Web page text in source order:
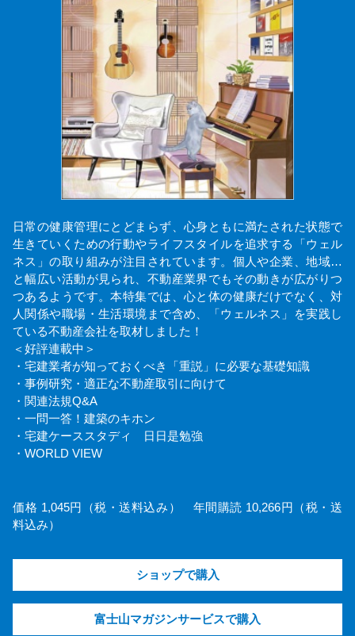
日常の健康管理にとどまらず、心身ともに満たされた状態で
生きていくための行動やライフスタイルを追求する「ウェル
ネス」の取り組みが注目されています。個人や企業、地域…
と幅広い活動が見られ、不動産業界でもその動きが広がりつ
つあるようです。本特集では、心と体の健康だけでなく、対
人関係や職場・生活環境まで含め、「ウェルネス」を実践し
ている不動産会社を取材しました！
＜好評連載中＞
・宅建業者が知っておくべき「重説」に必要な基礎知識
・事例研究・適正な不動産取引に向けて
・関連法規Q&A
・一問一答！建築のキホン
・宅建ケーススタディ 日日是勉強
・WORLD VIEW
価格 1,045円（税・送料込み） 年間購読 10,266円（税・送
料込み）
ショップで購入
富士山マガジンサービスで購入